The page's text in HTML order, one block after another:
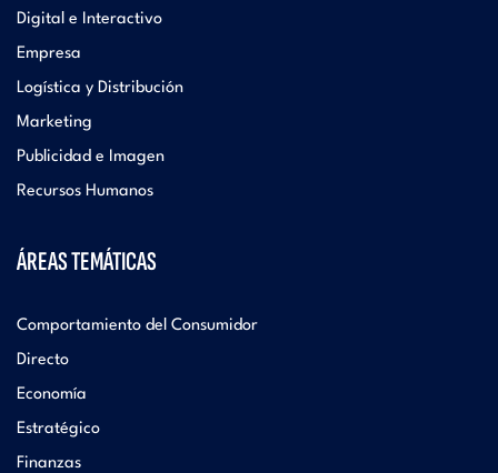
Digital e Interactivo
Empresa
Logística y Distribución
Marketing
Publicidad e Imagen
Recursos Humanos
ÁREAS TEMÁTICAS
Comportamiento del Consumidor
Directo
Economía
Estratégico
Finanzas